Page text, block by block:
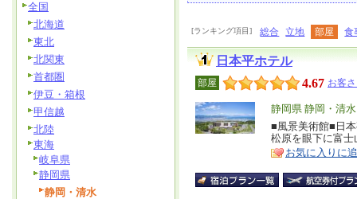
[ランキング項目] 総合 立地 部屋 食
日本平ホテル
部屋 4.67 お客
エ
リ
ア
静岡県 静岡・清水
特
徴
■風景美術館■日
松原を眼下に富
お気に入りに
全国
北海道
東北
北関東
首都圏
伊豆・箱根
甲信越
北陸
東海
岐阜県
静岡県
静岡・清水